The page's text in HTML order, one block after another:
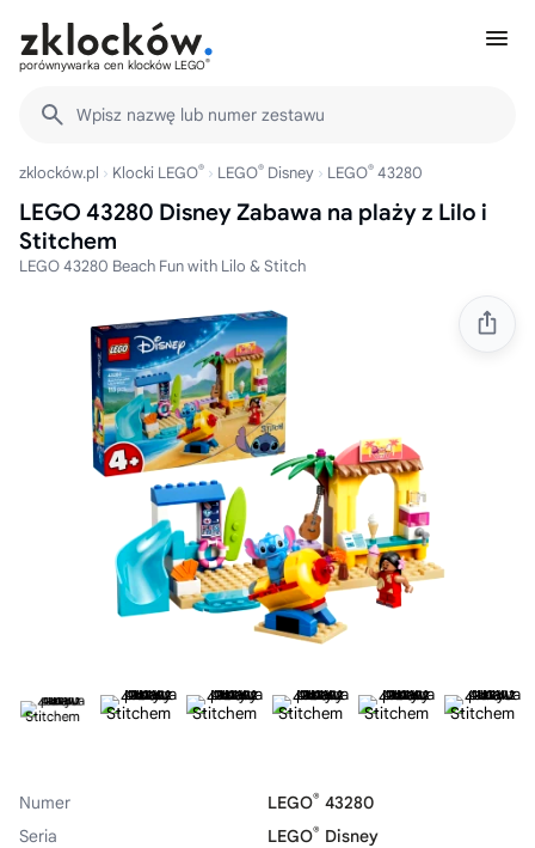
porównywarka cen klocków LEGO®
Wpisz nazwę lub numer zestawu
zklocków.pl Klocki LEGO® LEGO® Disney LEGO® 43280
LEGO 43280 Disney Zabawa na plaży z Lilo i
Stitchem
LEGO 43280 Beach Fun with Lilo & Stitch
Numer LEGO® 43280
Seria
LEGO® Disney